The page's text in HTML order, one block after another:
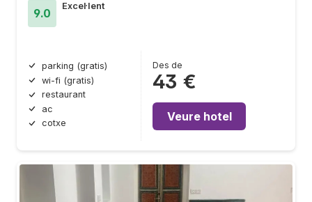
9.0
Excel·lent
parking (gratis)
wi-fi (gratis)
restaurant
ac
cotxe
Des de
43 €
Veure hotel